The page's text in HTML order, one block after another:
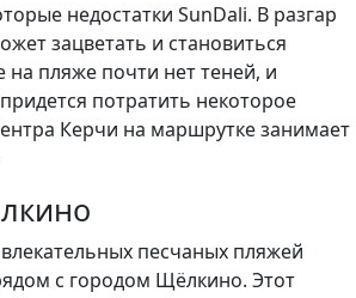
недостатки SunDali. В разгар
зацветать и становиться
на пляже почти нет теней, и
потратить некоторое
Керчи на маршрутке занимает
песчаных пляжей
с городом Щёлкино. Этот